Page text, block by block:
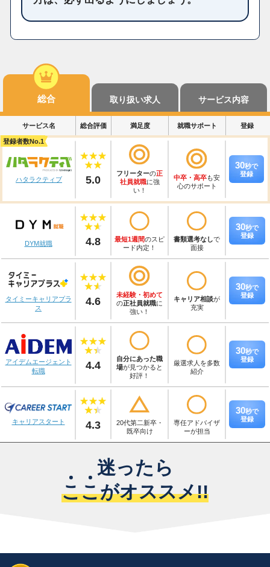
総合 取り扱い求人 サービス内容
サービス名 総合評価 満足度 就職サポート 登録
登録者数No.1
ハタラクティブ 5.0
フリーターの正
社員就職に強
い！
中卒・高卒も安
心のサポート
30秒で
登録
DYM就職 4.8 最短1週間のスピ
ード内定！
書類選考なしで
面接
30秒で
登録
タイミーキャリアプラ
ス
4.6
未経験・初めて
の正社員就職に
強い！
キャリア相談が
充実
30秒で
登録
アイデムエージェント
転職
4.4
自分にあった職
場が見つかると
好評！
厳選求人を多数
紹介
30秒で
登録
キャリアスタート 4.3
20代第二新卒・
既卒向け
専任アドバイザ
ーが担当
30秒で
登録
迷ったら
ここがオススメ!!